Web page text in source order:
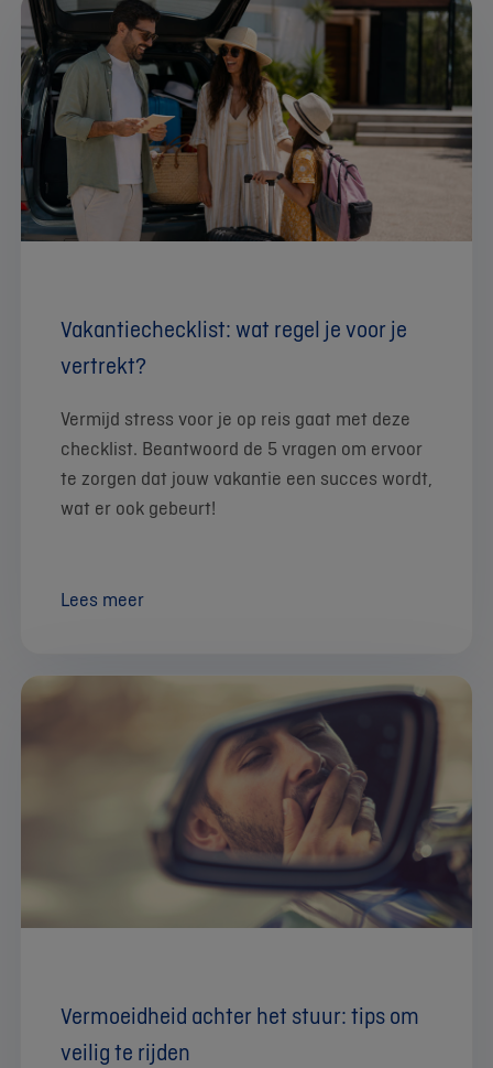
Vakantiechecklist: wat regel je voor je
vertrekt?
Vermijd stress voor je op reis gaat met deze
checklist. Beantwoord de 5 vragen om ervoor
te zorgen dat jouw vakantie een succes wordt,
wat er ook gebeurt!
Lees meer
Vermoeidheid achter het stuur: tips om
veilig te rijden